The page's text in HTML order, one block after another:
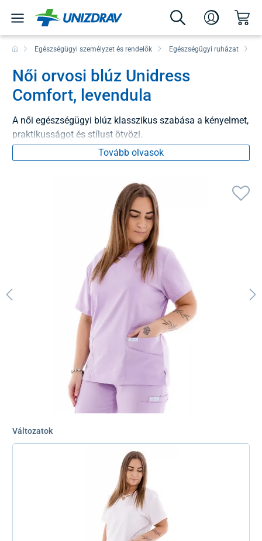
Egészségügyi személyzet és rendelők Egészségügyi ruházat
Női orvosi blúz Unidress
Comfort, levendula
A női egészségügyi blúz klasszikus szabása a kényelmet,
praktikusságot és stílust ötvözi.
Tovább olvasok
Változatok